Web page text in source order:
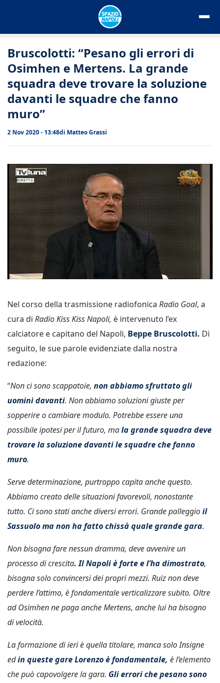
Bruscolotti: “Pesano gli errori di
Osimhen e Mertens. La grande
squadra deve trovare la soluzione
davanti le squadre che fanno
muro”
2 Nov 2020 - 13:48di Matteo Grassi
Nel corso della trasmissione radiofonica Radio Goal, a
cura di Radio Kiss Kiss Napoli, è intervenuto l’ex
calciatore e capitano del Napoli, Beppe Bruscolotti. Di
seguito, le sue parole evidenziate dalla nostra
redazione:
“Non ci sono scappatoie, non abbiamo sfruttato gli
uomini davanti. Non abbiamo soluzioni giuste per
sopperire o cambiare modulo. Potrebbe essere una
possibile ipotesi per il futuro, mala grande squadra deve
trovare la soluzione davanti le squadre che fanno
muro.
Serve determinazione, purtroppo capita anche questo.
Abbiamo creato delle situazioni favorevoli, nonostante
tutto. Ci sono stati anche diversi errori. Grande palleggioil
Sassuolo ma non ha fatto chissà quale grande gara.
Non bisogna fare nessun dramma, deve avvenire un
processo di crescita. Il Napoli è forte e l’ha dimostrato,
bisogna solo convincersi dei propri mezzi. Ruiz non deve
perdere l’attimo, è fondamentale verticalizzare subito. Oltre
ad Osimhen ne paga anche Mertens, anche lui ha bisogno
di velocità.
La formazione di ieri è quella titolare, manca solo Insigne
edin queste gare Lorenzo è fondamentale, è l’elemento
che può capovolgere la gara. Gli errori che pesano sono